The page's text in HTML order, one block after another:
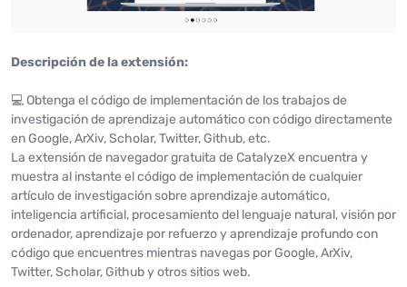
Descripción de la extensión:
💻 Obtenga el código de implementación de los trabajos de
investigación de aprendizaje automático con código directamente
en Google, ArXiv, Scholar, Twitter, Github, etc.
La extensión de navegador gratuita de CatalyzeX encuentra y
muestra al instante el código de implementación de cualquier
artículo de investigación sobre aprendizaje automático,
inteligencia artificial, procesamiento del lenguaje natural, visión por
ordenador, aprendizaje por refuerzo y aprendizaje profundo con
código que encuentres mientras navegas por Google, ArXiv,
Twitter, Scholar, Github y otros sitios web.